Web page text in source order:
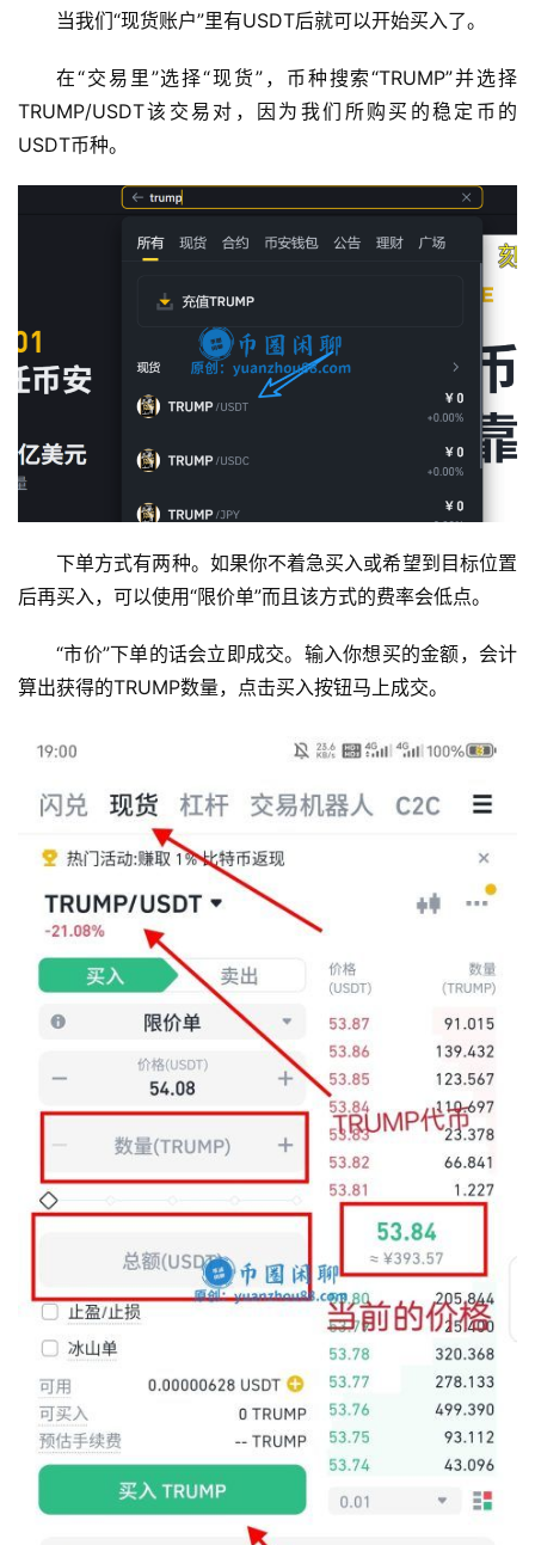
当我们“现货账户”里有USDT后就可以开始买入了。
在“交易里”选择“现货”，币种搜索“TRUMP”并选择
TRUMP/USDT该交易对，因为我们所购买的稳定币的
USDT币种。
下单方式有两种。如果你不着急买入或希望到目标位置
后再买入，可以使用“限价单”而且该方式的费率会低点。
“市价”下单的话会立即成交。输入你想买的金额，会计
算出获得的TRUMP数量，点击买入按钮马上成交。